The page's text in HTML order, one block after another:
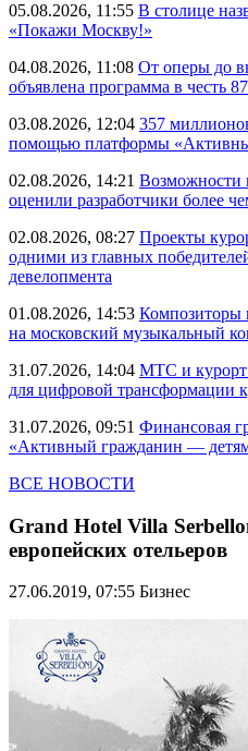
05.08.2026, 11:55 В столице
«Покажи Москву!»
04.08.2026, 11:08 От оперы до
объявлена программа в честь
03.08.2026, 12:04 357
помощью платформы
02.08.2026, 14:21 Возможности
оценили разработчики более
02.08.2026, 08:27 Проекты
одними из главных
девелопмента
01.08.2026, 14:53 Композиторы
на московский музыкальный
31.07.2026, 14:04 МТС и курорт
для цифровой трансформации
31.07.2026, 09:51 Финансовая
«Активный гражданин —
ВСЕ НОВОСТИ
Grand Hotel Villa
европейских отельеров
27.06.2019, 07:55 Бизнес